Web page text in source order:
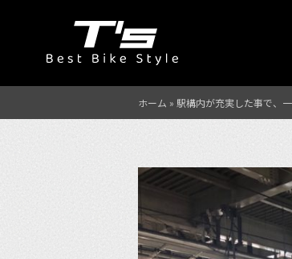
ホーム » 駅構内が充実した事で、